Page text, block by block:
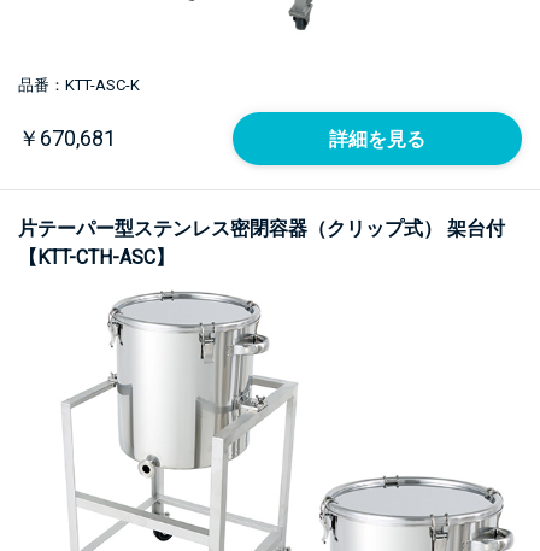
品番：KTT-ASC-K
￥670,681 詳細を見る
片テーパー型ステンレス密閉容器（クリップ式） 架台付
【KTT-CTH-ASC】